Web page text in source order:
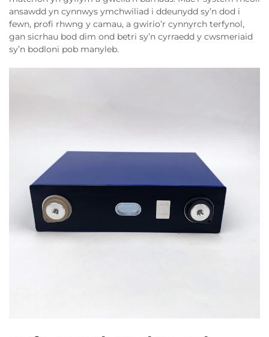
ansawdd yn cynnwys ymchwiliad i ddeunydd sy’n dod i
fewn, profi rhwng y camau, a gwirio’r cynnyrch terfynol,
gan sicrhau bod dim ond betri sy’n cyrraedd y cwsmeriaid
sy’n bodloni pob manyleb.